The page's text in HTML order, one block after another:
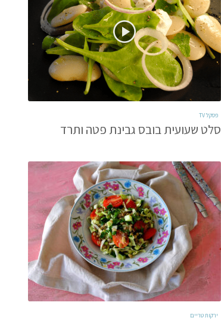
פסקל TV
סלט שעועית בובס גבינת פטה ותרד
ירקות טריים